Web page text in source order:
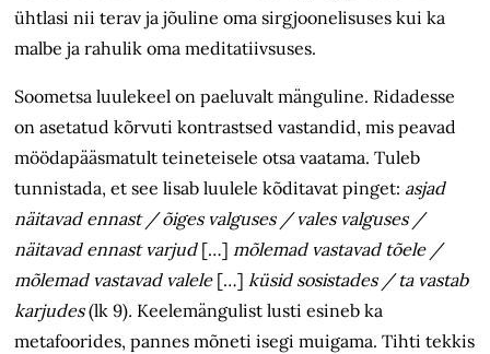
ühtlasi nii terav ja jõuline oma sirgjoonelisuses kui ka
malbe ja rahulik oma meditatiivsuses.
Soometsa luulekeel on paeluvalt mänguline. Ridadesse
on asetatud kõrvuti kontrastsed vastandid, mis peavad
möödapääsmatult teineteisele otsa vaatama. Tuleb
tunnistada, et see lisab luulele kõditavat pinget: asjad
näitavad ennast / õiges valguses / vales valguses /
näitavad ennast varjud […] mõlemad vastavad tõele /
mõlemad vastavad valele […] küsid sosistades / ta vastab
karjudes(lk 9). Keelemängulist lusti esineb ka
metafoorides, pannes mõneti isegi muigama. Tihti tekkis